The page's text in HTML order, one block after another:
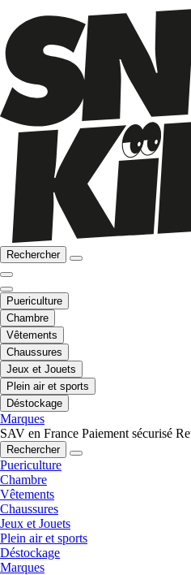
Rechercher
Puericulture
Chambre
Vêtements
Chaussures
Jeux et Jouets
Plein air et sports
Déstockage
Marques
SAV en France Paiement sécurisé
Rechercher
Puericulture
Chambre
Vêtements
Chaussures
Jeux et Jouets
Plein air et sports
Déstockage
Marques